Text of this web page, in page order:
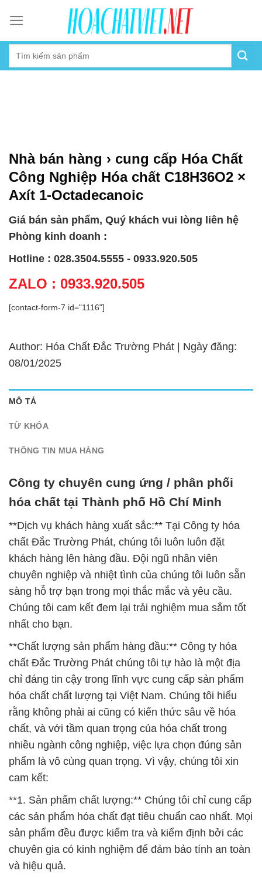
content
Nhà bán hàng › cung cấp Hóa Chất
Công Nghiệp Hóa chất C18H36O2 ×
Axít 1-Octadecanoic
Giá bán sản phẩm, Quý khách vui lòng liên hệ
Phòng kinh doanh :
Hotline : 028.3504.5555 - 0933.920.505
ZALO : 0933.920.505
[contact-form-7 id="1116"]
Author: Hóa Chất Đắc Trường Phát | Ngày đăng:
08/01/2025
MÔ TẢ
TỪ KHÓA
THÔNG TIN MUA HÀNG
Công ty chuyên cung ứng / phân phối
hóa chất tại Thành phố Hồ Chí Minh
**Dịch vụ khách hàng xuất sắc:** Tại Công ty hóa
chất Đắc Trường Phát, chúng tôi luôn luôn đặt
khách hàng lên hàng đầu. Đội ngũ nhân viên
chuyên nghiệp và nhiệt tình của chúng tôi luôn sẵn
sàng hỗ trợ bạn trong mọi thắc mắc và yêu cầu.
Chúng tôi cam kết đem lại trải nghiệm mua sắm tốt
nhất cho bạn.
**Chất lượng sản phẩm hàng đầu:** Công ty hóa
chất Đắc Trường Phát chúng tôi tự hào là một địa
chỉ đáng tin cậy trong lĩnh vực cung cấp sản phẩm
hóa chất chất lượng tại Việt Nam. Chúng tôi hiểu
rằng không phải ai cũng có kiến thức sâu về hóa
chất, và với tầm quan trọng của hóa chất trong
nhiều ngành công nghiệp, việc lựa chọn đúng sản
phẩm là vô cùng quan trọng. Vì vậy, chúng tôi xin
cam kết:
**1. Sản phẩm chất lượng:** Chúng tôi chỉ cung cấp
các sản phẩm hóa chất đạt tiêu chuẩn cao nhất. Mọi
sản phẩm đều được kiểm tra và kiểm định bởi các
chuyên gia có kinh nghiệm để đảm bảo tính an toàn
và hiệu quả.